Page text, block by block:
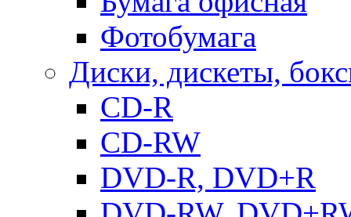
Фотобумага
Диски, дискеты,
CD-R
CD-RW
DVD-R, DVD+R